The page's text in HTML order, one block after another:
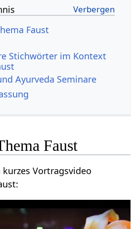
Stichwörter im Kontext
Ayurveda Seminare
Vortragsvideo
anschauen über Faust‏‎: